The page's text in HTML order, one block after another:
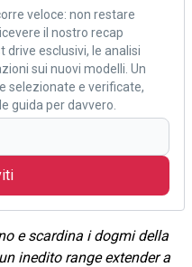
veloce: non restare
il nostro recap
esclusivi, le analisi
sui nuovi modelli. Un
selezionate e verificate,
guida per davvero.
e scardina i dogmi della
inedito range extender a